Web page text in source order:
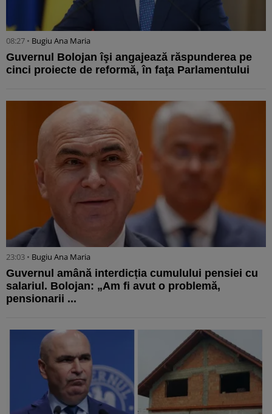
08:27 • Bugiu ⁠Ana Maria
Guvernul Bolojan îşi angajează răspunderea pe
cinci proiecte de reformă, în faţa Parlamentului
23:03 • Bugiu ⁠Ana Maria
Guvernul amână interdicția cumulului pensiei cu
salariul. Bolojan: „Am fi avut o problemă,
pensionarii ...